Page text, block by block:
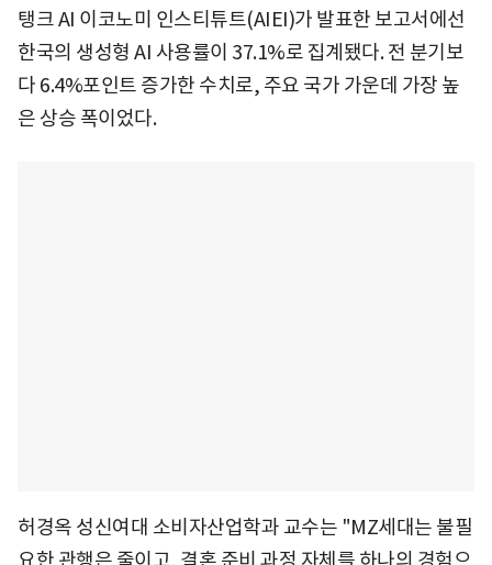
탱크 AI 이코노미 인스티튜트(AIEI)가 발표한 보고서에선
한국의 생성형 AI 사용률이 37.1%로 집계됐다. 전 분기보
다 6.4%포인트 증가한 수치로, 주요 국가 가운데 가장 높
은 상승 폭이었다.
허경옥 성신여대 소비자산업학과 교수는 "MZ세대는 불필
요한 관행은 줄이고, 결혼 준비 과정 자체를 하나의 경험으